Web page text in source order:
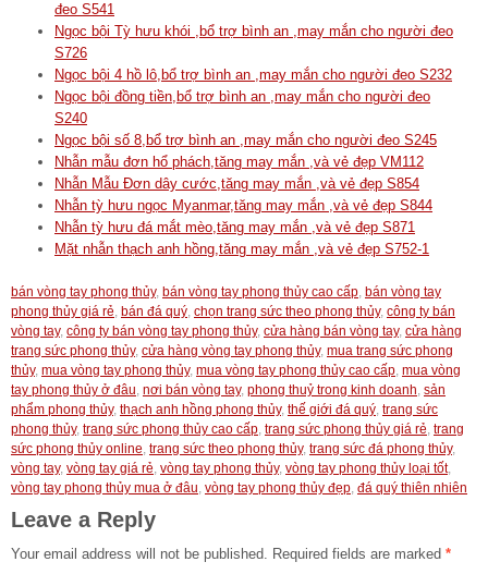
đeo S541
Ngọc bội Tỳ hưu khói ,bổ trợ bình an ,may mắn cho người đeo
S726
Ngọc bội 4 hồ lô,bổ trợ bình an ,may mắn cho người đeo S232
Ngọc bội đồng tiền,bổ trợ bình an ,may mắn cho người đeo
S240
Ngọc bội số 8,bổ trợ bình an ,may mắn cho người đeo S245
Nhẫn mẫu đơn hổ phách,tăng may mắn ,và vẻ đẹp VM112
Nhẫn Mẫu Đơn dây cước,tăng may mắn ,và vẻ đẹp S854
Nhẫn tỳ hưu ngọc Myanmar,tăng may mắn ,và vẻ đẹp S844
Nhẫn tỳ hưu đá mắt mèo,tăng may mắn ,và vẻ đẹp S871
Mặt nhẫn thạch anh hồng,tăng may mắn ,và vẻ đẹp S752-1
bán vòng tay phong thủy, bán vòng tay phong thủy cao cấp, bán vòng tay
phong thủy giá rẻ, bán đá quý, chọn trang sức theo phong thủy, công ty bán
vòng tay, công ty bán vòng tay phong thủy, cửa hàng bán vòng tay, cửa hàng
trang sức phong thủy, cửa hàng vòng tay phong thủy, mua trang sức phong
thủy, mua vòng tay phong thủy, mua vòng tay phong thủy cao cấp, mua vòng
tay phong thủy ở đâu, nơi bán vòng tay, phong thuỷ trong kinh doanh, sản
phẩm phong thủy, thạch anh hồng phong thủy, thế giới đá quý, trang sức
phong thủy, trang sức phong thủy cao cấp, trang sức phong thủy giá rẻ, trang
sức phong thủy online, trang sức theo phong thủy, trang sức đá phong thủy,
vòng tay, vòng tay giá rẻ, vòng tay phong thủy, vòng tay phong thủy loại tốt,
vòng tay phong thủy mua ở đâu, vòng tay phong thủy đẹp, đá quý thiên nhiên
Leave a Reply
Your email address will not be published. Required fields are marked *